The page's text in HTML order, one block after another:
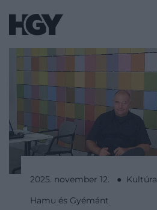
2025. november 12. ● Kultúra
Hamu és Gyémánt